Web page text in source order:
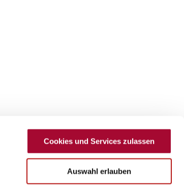
Cookies und Services zulassen
Auswahl erlauben